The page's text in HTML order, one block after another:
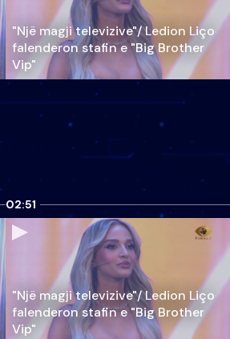
"Një magji televizive"/ Ledion Liço
falenderon stafin e "Big Brother
Vip"
02:51
"Një magji televizive"/ Ledion Liço
falenderon stafin e "Big Brother
Vip"